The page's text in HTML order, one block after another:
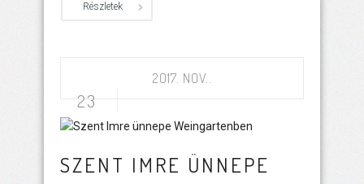
Részletek
2017. NOV..
23
SZENT IMRE ÜNNEPE